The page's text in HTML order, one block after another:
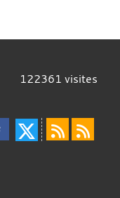
122361 visites